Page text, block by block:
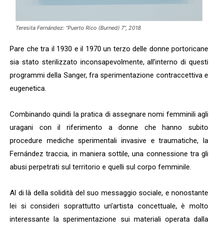
Teresita Fernández: “Puerto Rico (Burned) 7”, 2018
Pare che tra il 1930 e il 1970 un terzo delle donne portoricane
sia stato sterilizzato inconsapevolmente, all’interno di questi
programmi della Sanger, fra sperimentazione contraccettiva e
eugenetica.
Combinando quindi la pratica di assegnare nomi femminili agli
uragani con il riferimento a donne che hanno subito
procedure mediche sperimentali invasive e traumatiche, la
Fernández traccia, in maniera sottile, una connessione tra gli
abusi perpetrati sul territorio e quelli sul corpo femminile.
Al di là della solidità del suo messaggio sociale, e nonostante
lei si consideri soprattutto un’artista concettuale, è molto
interessante la sperimentazione sui materiali operata dalla